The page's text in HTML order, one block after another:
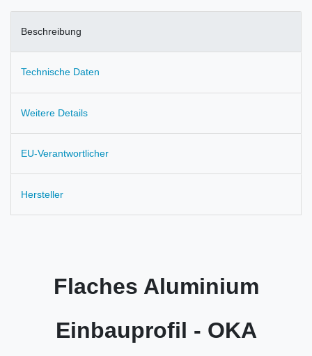
Beschreibung
Technische Daten
Weitere Details
EU-Verantwortlicher
Hersteller
Flaches Aluminium
Einbauprofil - OKA